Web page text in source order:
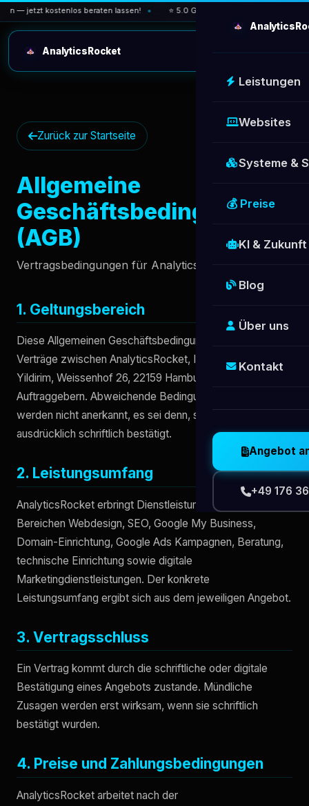
— jetzt kostenlos beraten lassen! ⭐ 5.0 Google-Bewertung — über 30
AnalyticsRocket
Leistungen
Websites
Systeme &
💰 Preise
KI & Zukunft
Blog
Über uns
Kontakt
Angebot
+49 176
Zurück zur Startseite
Allgemeine
Geschäftsbedingungen
(AGB)
Vertragsbedingungen für AnalyticsRocket
1. Geltungsbereich
Diese Allgemeinen Geschäftsbedingungen gelten für alle
Verträge zwischen AnalyticsRocket, Inhaber Muhammed
Yildirim, Weissenhof 26, 22159 Hamburg, und seinen
Auftraggebern. Abweichende Bedingungen des Kunden
werden nicht anerkannt, es sei denn, sie werden
ausdrücklich schriftlich bestätigt.
2. Leistungsumfang
AnalyticsRocket erbringt Dienstleistungen in den
Bereichen Webdesign, SEO, Google My Business,
Domain-Einrichtung, Google Ads Kampagnen, Beratung,
technische Einrichtung sowie digitale
Marketingdienstleistungen. Der konkrete
Leistungsumfang ergibt sich aus dem jeweiligen Angebot.
3. Vertragsschluss
Ein Vertrag kommt durch die schriftliche oder digitale
Bestätigung eines Angebots zustande. Mündliche
Zusagen werden erst wirksam, wenn sie schriftlich
bestätigt wurden.
4. Preise und Zahlungsbedingungen
AnalyticsRocket arbeitet nach der